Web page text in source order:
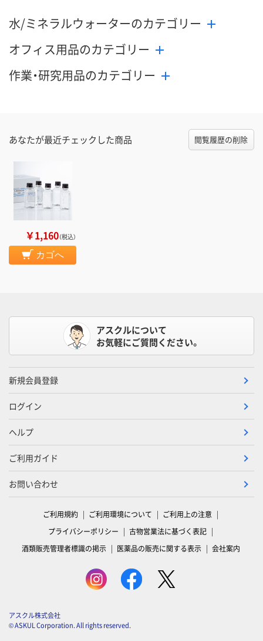
水/ミネラルウォーターのカテゴリー
オフィス用品のカテゴリー
作業・研究用品のカテゴリー
あなたが最近チェックした商品 閲覧履歴の削除
￥1,160（税込）
カゴへ
アスクルについて
お気軽にご質問ください。
新規会員登録
ログイン
ヘルプ
ご利用ガイド
お問い合わせ
ご利用規約 ご利用環境について
ご利用上の注意
プライバシーポリシー
古物営業法に基づく表記
酒類販売管理者標識の掲示
医薬品の販売に関する表示 会社案内
アスクル株式会社
© ASKUL Corporation. All rights reserved.